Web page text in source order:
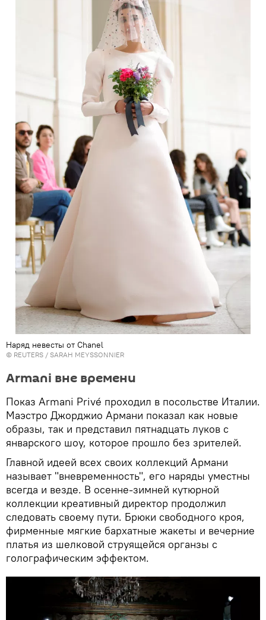
Наряд невесты от Chanel
© REUTERS / SARAH MEYSSONNIER
Armani вне времени
Показ Armani Privé проходил в посольстве Италии.
Маэстро Джорджио Армани показал как новые
образы, так и представил пятнадцать луков с
январского шоу, которое прошло без зрителей.
Главной идеей всех своих коллекций Армани
называет "вневременность", его наряды уместны
всегда и везде. В осенне-зимней кутюрной
коллекции креативный директор продолжил
следовать своему пути. Брюки свободного кроя,
фирменные мягкие бархатные жакеты и вечерние
платья из шелковой струящейся органзы с
голографическим эффектом.